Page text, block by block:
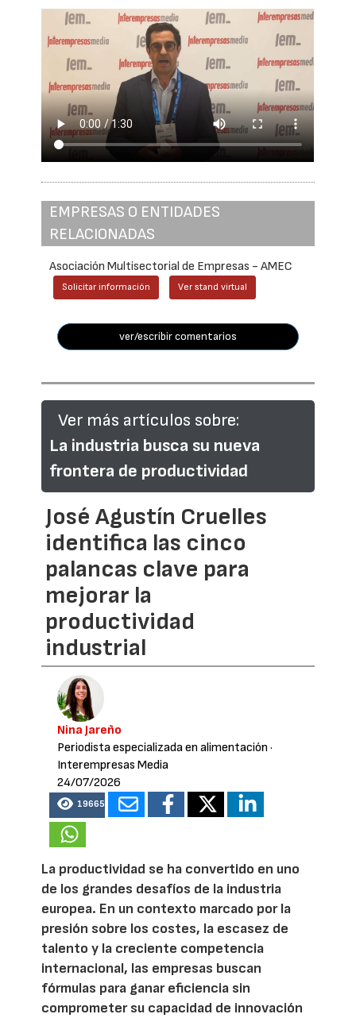
EMPRESAS O ENTIDADES
RELACIONADAS
Asociación Multisectorial de Empresas - AMEC
Solicitar información Ver stand virtual
ver/escribir comentarios
Ver más artículos sobre:
La industria busca su nueva
frontera de productividad
José Agustín Cruelles
identifica las cinco
palancas clave para
mejorar la
productividad
industrial
Nina Jareño
Periodista especializada en alimentación ·
Interempresas Media
24/07/2026
19665
La productividad se ha convertido en uno
de los grandes desafíos de la industria
europea. En un contexto marcado por la
presión sobre los costes, la escasez de
talento y la creciente competencia
internacional, las empresas buscan
fórmulas para ganar eficiencia sin
comprometer su capacidad de innovación